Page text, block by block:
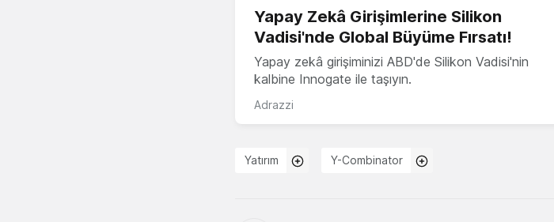
Yapay Zekâ Girişimlerine Silikon
Vadisi'nde Global Büyüme Fırsatı!
Yapay zekâ girişiminizi ABD'de Silikon Vadisi'nin
kalbine Innogate ile taşıyın.
Adrazzi
Yatırım Y-Combinator